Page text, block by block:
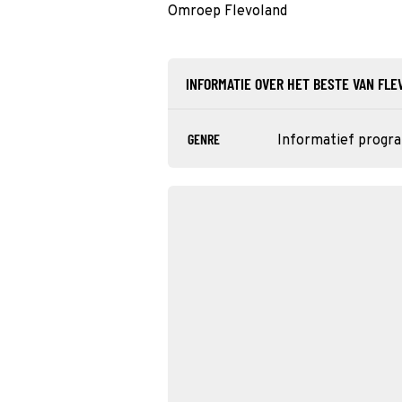
Omroep Flevoland
INFORMATIE OVER HET BESTE VAN
GENRE Informatief